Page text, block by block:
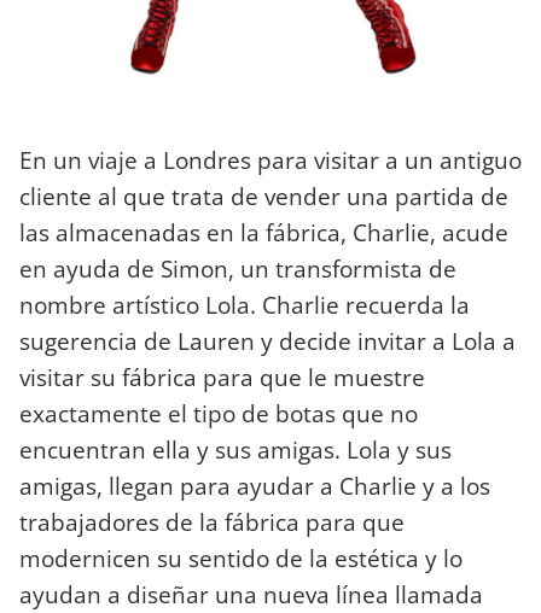
En un viaje a Londres para visitar a un antiguo
cliente al que trata de vender una partida de
las almacenadas en la fábrica, Charlie, acude
en ayuda de Simon, un transformista de
nombre artístico Lola. Charlie recuerda la
sugerencia de Lauren y decide invitar a Lola a
visitar su fábrica para que le muestre
exactamente el tipo de botas que no
encuentran ella y sus amigas. Lola y sus
amigas, llegan para ayudar a Charlie y a los
trabajadores de la fábrica para que
modernicen su sentido de la estética y lo
ayudan a diseñar una nueva línea llamada